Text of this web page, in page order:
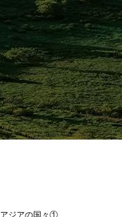
アジアの国々①